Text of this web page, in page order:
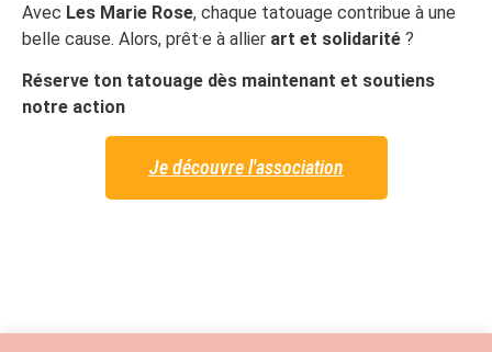
Avec Les Marie Rose, chaque tatouage contribue à une
belle cause. Alors, prêt·e à allier art et solidarité ?
Réserve ton tatouage dès maintenant et soutiens
notre action
Je découvre l'association